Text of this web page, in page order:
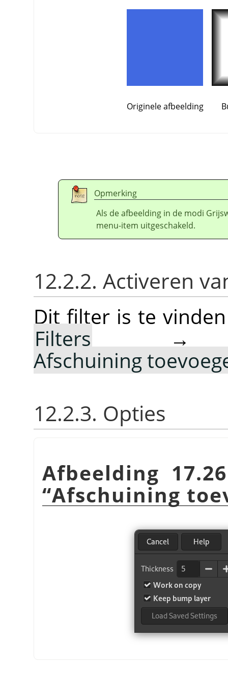
Originele afbeelding
Opmerking
Als de afbeelding in de modi
menu-item uitgeschakeld.
12.2.2. Activeren
Dit filter is te
Filters
Afschuining
12.2.3. Opties
Afbeelding
“Afschuining